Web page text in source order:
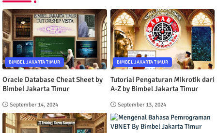
BIMBEL JAKARTA TIMUR
Oracle Database Cheat Sheet by
Bimbel Jakarta Timur
September 14, 2024
BIMBEL JAKARTA TIMUR
Tutorial Pengaturan Mikrotik dari
A-Z by Bimbel Jakarta Timur
September 13, 2024